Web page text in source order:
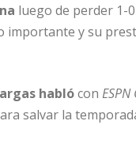
luego de perder 1-
importante y su
hablócon
salvar la